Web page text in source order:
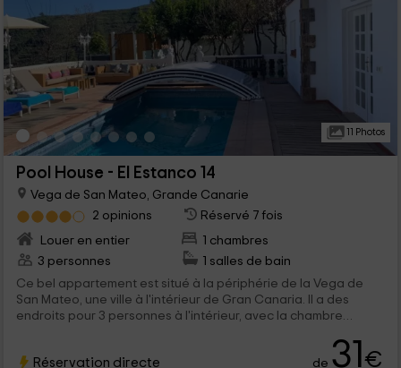
11 Photos
Pool House - El Estanco 14
Vega de San Mateo, Grande Canarie
2 opinions
Réservé 7 fois
Louer en entier
1 chambres
3 personnes
1 salles de bain
Ce bel appartement est situé à la périphérie de la Vega de
San Mateo, une ville à l'intérieur de Gran Canaria. Il a des
endroits pour 3 personnes à l'intérieur, avec la chambre
Réservation directe de 31€